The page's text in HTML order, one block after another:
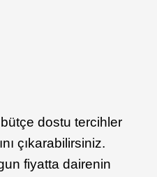
dostu tercihler
çıkarabilirsiniz.
fiyatta dairenin